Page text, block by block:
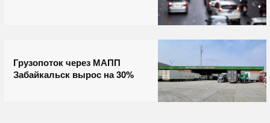
Грузопоток через МАПП
Забайкальск вырос на 30%